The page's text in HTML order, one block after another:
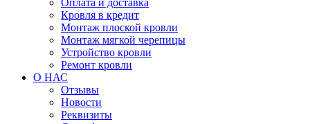
Оплата и доставка
Кровля в кредит
Монтаж плоской кровли
Монтаж мягкой черепицы
Устройство кровли
Ремонт кровли
О НАС
Отзывы
Новости
Реквизиты